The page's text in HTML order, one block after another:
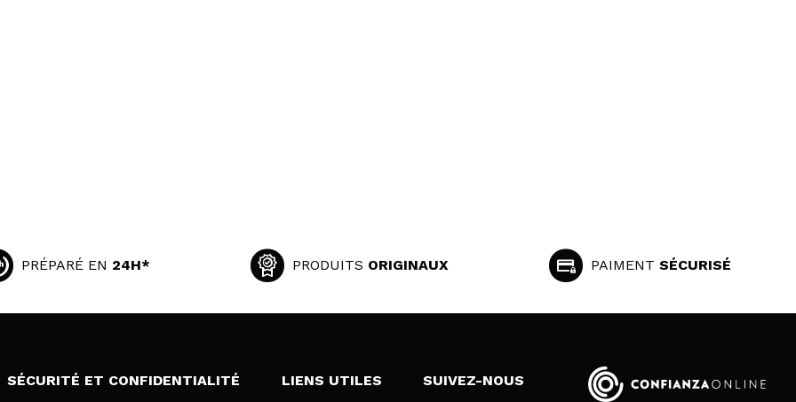
PRÉPARÉ EN 24H* PRODUITS ORIGINAUX PAIMENT SÉCURISÉ
SÉCURITÉ ET CONFIDENTIALITÉ LIENS UTILES SUIVEZ-NOUS